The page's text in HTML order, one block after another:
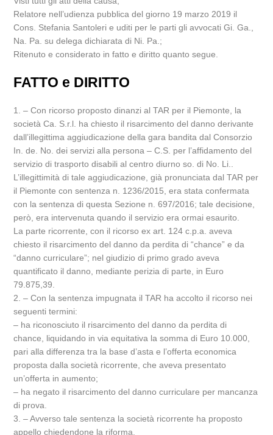
Relatore nell’udienza pubblica del giorno 19 marzo 2019 il
Cons. Stefania Santoleri e uditi per le parti gli avvocati Gi. Ga.,
Na. Pa. su delega dichiarata di Ni. Pa.;
Ritenuto e considerato in fatto e diritto quanto segue.
FATTO e DIRITTO
1. – Con ricorso proposto dinanzi al TAR per il Piemonte, la
società Ca. S.r.l. ha chiesto il risarcimento del danno derivante
dall’illegittima aggiudicazione della gara bandita dal Consorzio
In. de. No. dei servizi alla persona – C.S. per l’affidamento del
servizio di trasporto disabili al centro diurno so. di No. Li..
L’illegittimità di tale aggiudicazione, già pronunciata dal TAR per
il Piemonte con sentenza n. 1236/2015, era stata confermata
con la sentenza di questa Sezione n. 697/2016; tale decisione,
però, era intervenuta quando il servizio era ormai esaurito.
La parte ricorrente, con il ricorso ex art. 124 c.p.a. aveva
chiesto il risarcimento del danno da perdita di “chance” e da
“danno curriculare”; nel giudizio di primo grado aveva
quantificato il danno, mediante perizia di parte, in Euro
79.875,39.
2. – Con la sentenza impugnata il TAR ha accolto il ricorso nei
seguenti termini:
– ha riconosciuto il risarcimento del danno da perdita di
chance, liquidando in via equitativa la somma di Euro 10.000,
pari alla differenza tra la base d’asta e l’offerta economica
proposta dalla società ricorrente, che aveva presentato
un’offerta in aumento;
– ha negato il risarcimento del danno curriculare per mancanza
di prova.
3. – Avverso tale sentenza la società ricorrente ha proposto
appello chiedendone la riforma.